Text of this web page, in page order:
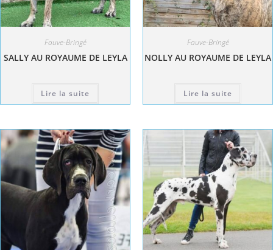
Fauve-Bringé
SALLY AU ROYAUME DE LEYLA
Lire la suite
Fauve-Bringé
NOLLY AU ROYAUME DE LEYLA
Lire la suite